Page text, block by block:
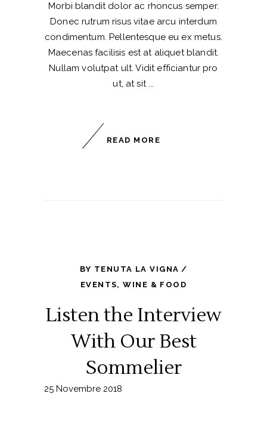
Morbi blandit dolor ac rhoncus semper.
Donec rutrum risus vitae arcu interdum
condimentum. Pellentesque eu ex metus.
Maecenas facilisis est at aliquet blandit.
Nullam volutpat ult. Vidit efficiantur pro
ut, at sit
READ MORE
BY TENUTA LA VIGNA
EVENTS,WINE & FOOD
Listen the Interview
With Our Best
Sommelier
25 Novembre 2018